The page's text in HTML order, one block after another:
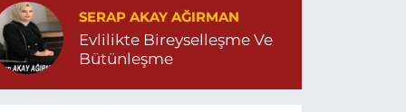
SERAP AKAY AĞIRMAN
Evlilikte Bireyselleşme Ve
Bütünleşme